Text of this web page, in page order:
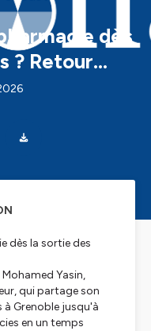
dès
? Retour
Mohamed
dès la sortie des
Yasin,
qui partage son
Grenoble jusqu'à
en un temps